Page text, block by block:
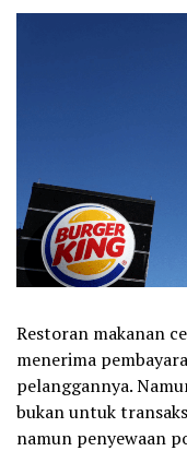
Restoran makanan
menerima
pelanggannya.
bukan untuk
namun penyewaan